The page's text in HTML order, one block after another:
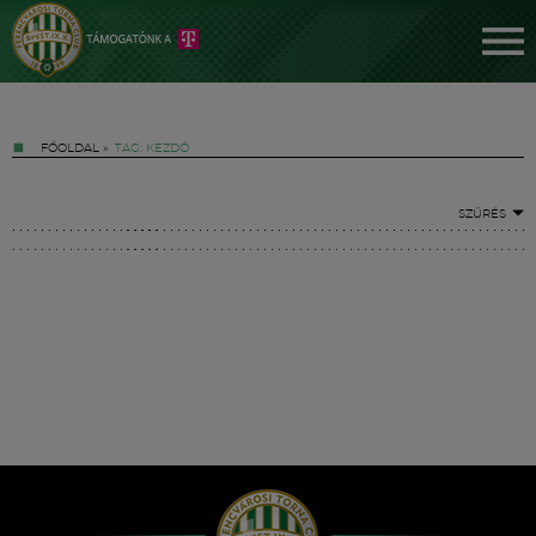
FŐOLDAL » TAG: KEZDŐ
SZŰRÉS
Hírek